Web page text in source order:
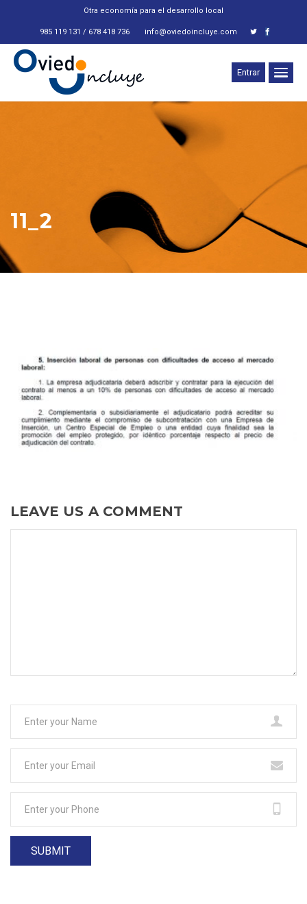
Otra economía para el desarrollo local
985 119 131 / 678 418 736 info@oviedoincluye.com
Entrar
11_2
LEAVE US A COMMENT